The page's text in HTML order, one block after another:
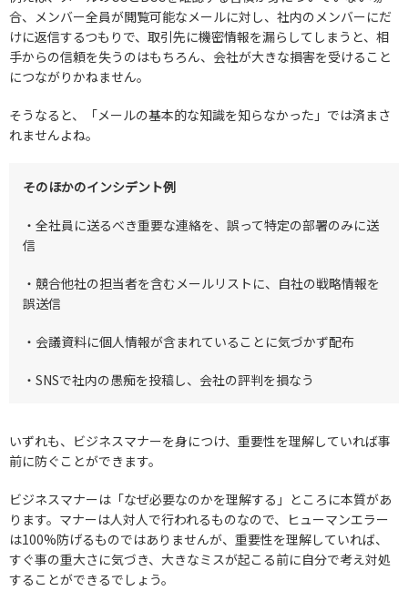
合、メンバー全員が閲覧可能なメールに対し、社内のメンバーにだ
けに返信するつもりで、取引先に機密情報を漏らしてしまうと、相
手からの信頼を失うのはもちろん、会社が大きな損害を受けること
につながりかねません。
そうなると、「メールの基本的な知識を知らなかった」では済まさ
れませんよね。
そのほかのインシデント例
・全社員に送るべき重要な連絡を、誤って特定の部署のみに送
信
・競合他社の担当者を含むメールリストに、自社の戦略情報を
誤送信
・会議資料に個人情報が含まれていることに気づかず配布
・SNSで社内の愚痴を投稿し、会社の評判を損なう
いずれも、ビジネスマナーを身につけ、重要性を理解していれば事
前に防ぐことができます。
ビジネスマナーは「なぜ必要なのかを理解する」ところに本質があ
ります。マナーは人対人で行われるものなので、ヒューマンエラー
は100%防げるものではありませんが、重要性を理解していれば、
すぐ事の重大さに気づき、大きなミスが起こる前に自分で考え対処
することができるでしょう。